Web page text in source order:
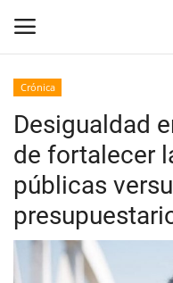
Inicio
Crónica
Policial
Tribunales
Crónica
Desigualdad
de fortalecer
públicas